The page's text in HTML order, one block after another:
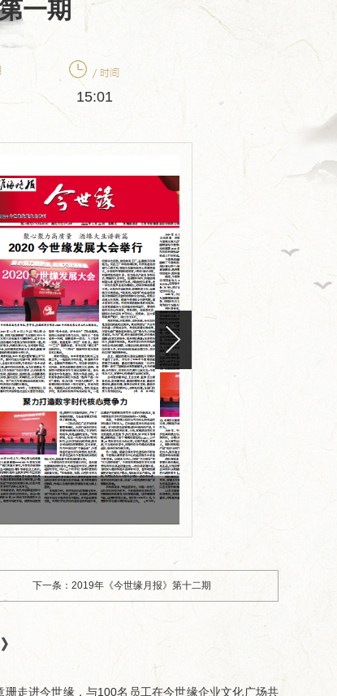
一期
15:01
年《今世缘月报》第一期6、7版
下一条：2019年《今世缘月报》第十二期
走进今世缘，与100名员工在今世缘企业文化广场共